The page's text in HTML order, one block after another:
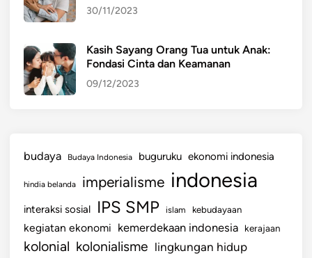
30/11/2023
Kasih Sayang Orang Tua untuk Anak:
Fondasi Cinta dan Keamanan
09/12/2023
budaya Budaya Indonesia buguruku ekonomi indonesia
hindia belanda imperialisme indonesia
interaksi sosial IPS SMP islam kebudayaan
kegiatan ekonomi kemerdekaan indonesia kerajaan
kolonial kolonialisme lingkungan hidup